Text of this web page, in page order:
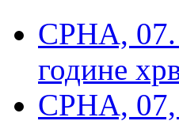
СРНА, 07.
године
СРНА, 07,